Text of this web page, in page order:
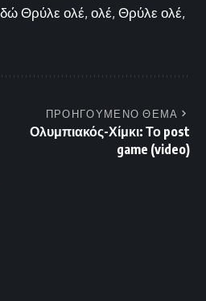
Θρύλε ολέ, ολέ, Θρύλε ολέ,
ΠΡΟΗΓΟΥΜΕΝΟ ΘΕΜΑ
Ολυμπιακός-Χίμκι: Το post
game (video)